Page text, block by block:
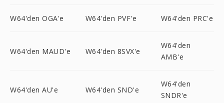
W64'den OGA'e W64'den PVF'e W64'den PRC'e
W64'den MAUD'e W64'den 8SVX'e
W64'den
AMB'e
W64'den AU'e W64'den SND'e
W64'den
SNDR'e